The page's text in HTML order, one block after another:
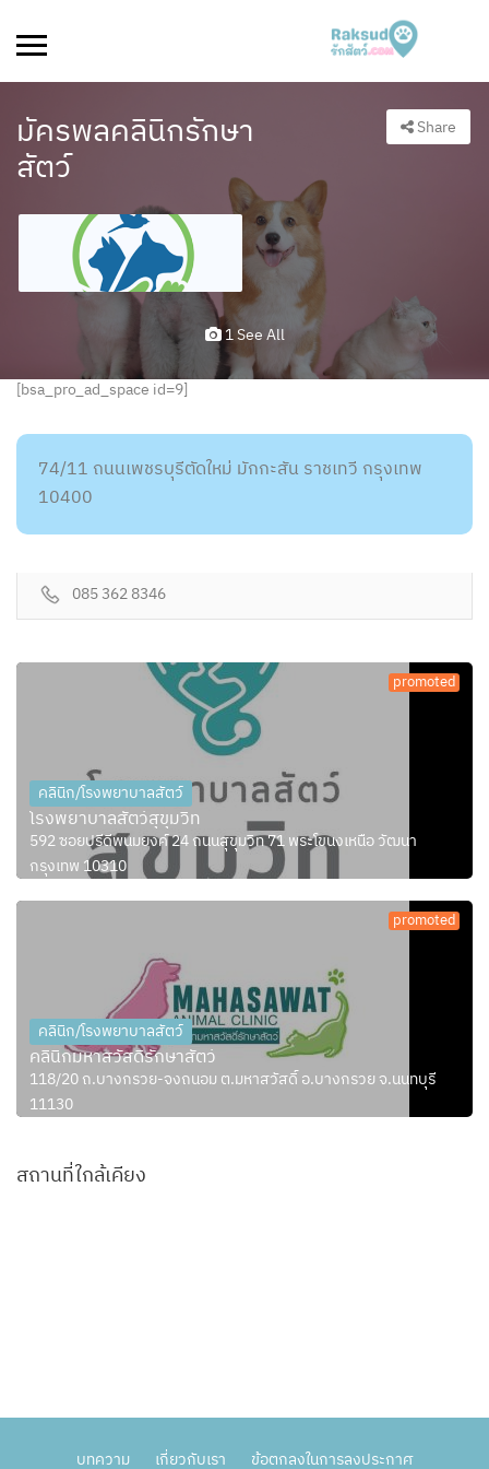
มัครพลคลินิกรักษา
สัตว์
Share
1 See All
[bsa_pro_ad_space id=9]
74/11 ถนนเพชรบุรีตัดใหม่ มักกะสัน ราชเทวี กรุงเทพ
10400
085 362 8346
promoted
คลินิก/โรงพยาบาลสัตว์
โรงพยาบาลสัตว์สุขุมวิท
592 ซอยปรีดีพนมยงค์ 24 ถนนสุขุมวิท 71 พระโขนงเหนือ วัฒนา
กรุงเทพ 10310
promoted
คลินิก/โรงพยาบาลสัตว์
คลินิกมหาสวัสดิ์รักษาสัตว์
118/20 ถ.บางกรวย-จงถนอม ต.มหาสวัสดิ์ อ.บางกรวย จ.นนทบุรี
11130
สถานที่ใกล้เคียง
บทความ เกี่ยวกับเรา ข้อตกลงในการลงประกาศ